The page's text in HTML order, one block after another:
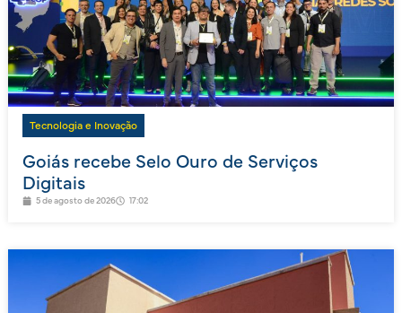
Tecnologia e Inovação
Goiás recebe Selo Ouro de Serviços
Digitais
5 de agosto de 2026 17:02